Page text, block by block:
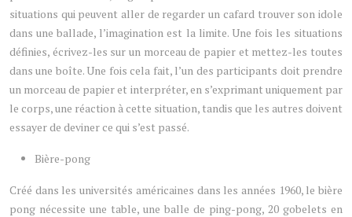
situations qui peuvent aller de regarder un cafard trouver son idole
dans une ballade, l’imagination est la limite. Une fois les situations
définies, écrivez-les sur un morceau de papier et mettez-les toutes
dans une boîte. Une fois cela fait, l’un des participants doit prendre
un morceau de papier et interpréter, en s’exprimant uniquement par
le corps, une réaction à cette situation, tandis que les autres doivent
essayer de deviner ce qui s’est passé.
Bière-pong
Créé dans les universités américaines dans les années 1960, le bière
pong nécessite une table, une balle de ping-pong, 20 gobelets en